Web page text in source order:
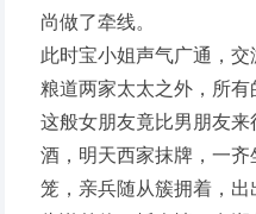
尚做了牵线。
此时宝小姐声气广通，交
粮道两家太太之外，所
这般女朋友竟比男朋友
酒，明天西家抹牌，一
笼，亲兵随从簇拥着，